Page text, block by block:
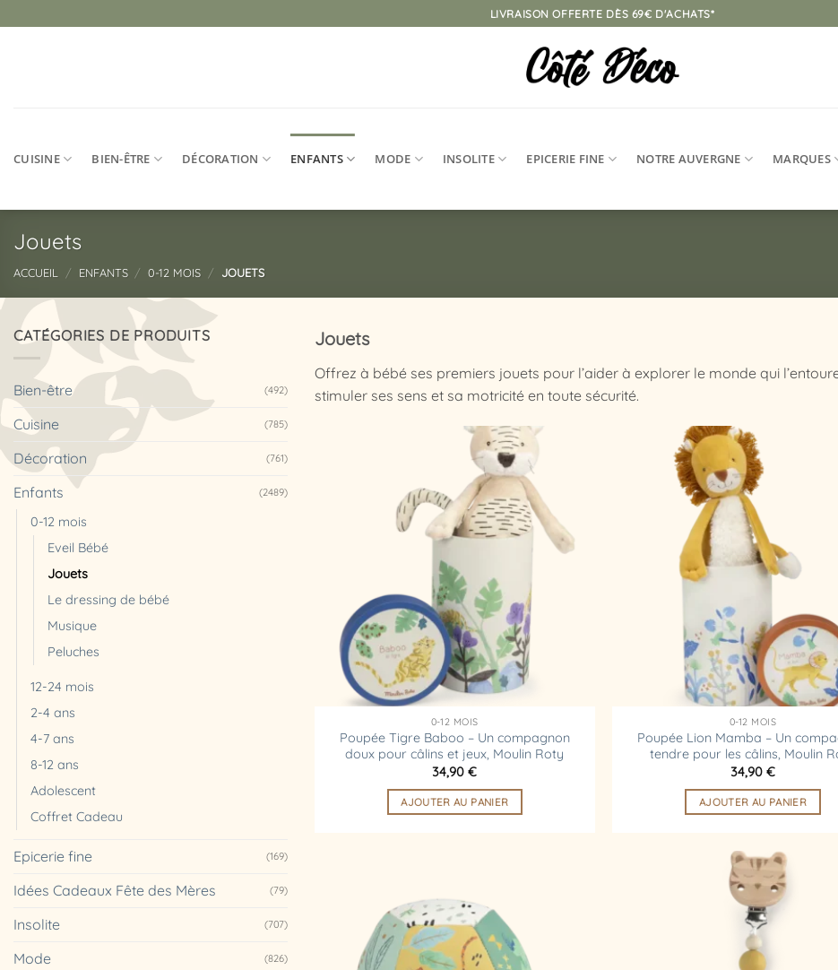
au
LIVRAISON OFFERTE DÈS 69€ D'ACHATS*
CUISINE BIEN-ÊTRE DÉCORATION ENFANTS MODE INSOLITE EPICERIE FINE NOTRE AUVERGNE MARQUES
Jouets
ACCUEIL / ENFANTS / 0-12 MOIS / JOUETS
CATÉGORIES DE PRODUITS
Bien-être (492)
Cuisine (785)
Décoration (761)
Enfants (2489)
0-12 mois
Eveil Bébé
Jouets
Le dressing de bébé
Musique
Peluches
12-24 mois
2-4 ans
4-7 ans
8-12 ans
Adolescent
Coffret Cadeau
Epicerie fine (169)
Idées Cadeaux Fête des Mères (79)
Insolite (707)
Mode (826)
Jouets
Offrez à bébé ses premiers jouets pour l’aider à explorer le monde qui
stimuler ses sens et sa motricité en toute sécurité.
d’envies
0-12 MOIS
Poupée Tigre Baboo – Un compagnon
doux pour câlins et jeux, Moulin Roty
34,90€
AJOUTER AU PANIER
0-12 MOIS
Poupée Lion Mamba – Un
tendre pour les câlins, Moulin
34,90 €
AJOUTER AU PANIER